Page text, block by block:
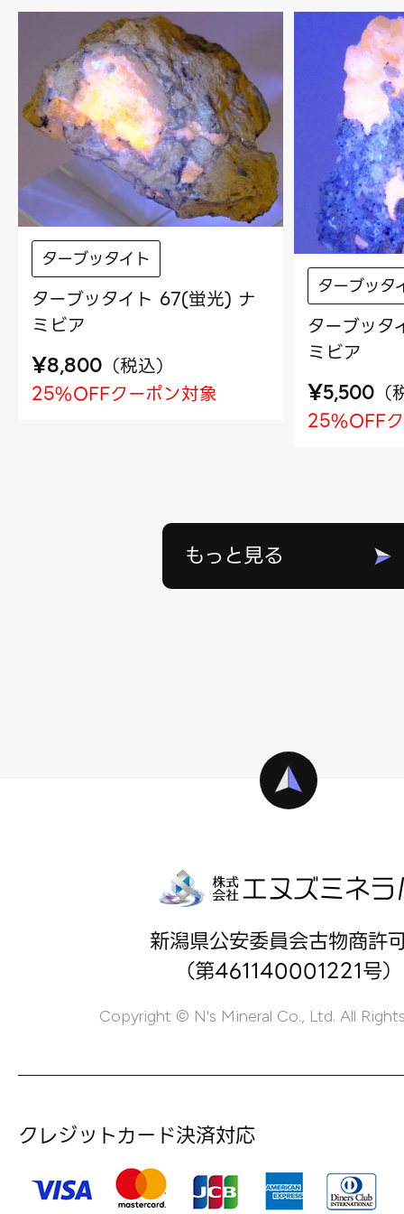
ターブッタイト
ターブッタイト 67(蛍光) ナ
ミビア
¥8,800 （税込）
25%OFFクーポン対象
ターブッタ
ターブッ
ミビア
¥5,500 （
25%OFF
もっと見る
新潟県公安委員会古物商許
（第461140001221号）
Copyright © N's Mineral Co., Ltd. All
クレジットカード決済対応